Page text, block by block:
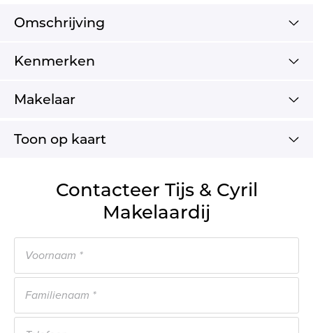
Omschrijving
Kenmerken
Makelaar
Toon op kaart
Contacteer Tijs & Cyril
Makelaardij